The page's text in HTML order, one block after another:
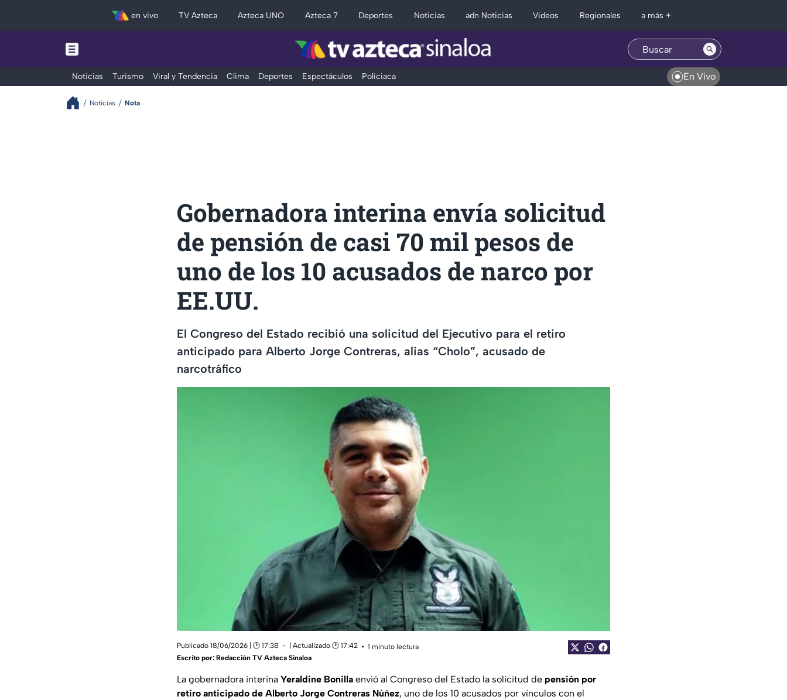
en vivo TV Azteca Azteca UNO Azteca 7 Deportes Noticias adn Noticias Videos Regionales a más +
Noticias Turismo Viral y Tendencia Clima Deportes Espectáculos Policiaca En Vivo
Noticias Nota
Gobernadora interina envía solicitud
de pensión de casi 70 mil pesos de
uno de los 10 acusados de narco por
EE.UU.
El Congreso del Estado recibió una solicitud del Ejecutivo para el retiro
anticipado para Alberto Jorge Contreras, alias “Cholo”, acusado de
narcotráfico
Publicado 18/06/2026 | 🕑 17:38 | Actualizado 🕑 17:42
1 minuto lectura
Escrito por: Redacción TV Azteca Sinaloa
La gobernadora interina Yeraldine Bonilla envió al Congreso del Estado la solicitud de pensión por
retiro anticipado de Alberto Jorge Contreras Núñez, uno de los 10 acusados por vínculos con el